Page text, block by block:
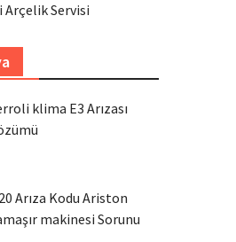
Servisi
klima E3 Arızası
Arıza Kodu Ariston
makinesi Sorunu